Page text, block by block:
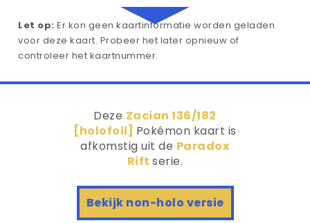
Let op: Er kon geen kaartinformatie worden geladen
voor deze kaart. Probeer het later opnieuw of
controleer het kaartnummer.
Deze Zacian 136/182
[holofoil] Pokémon kaart is
afkomstig uit de Paradox
Riftserie.
Bekijk non-holo versie